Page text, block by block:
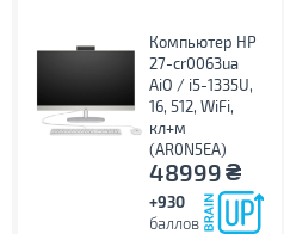
Компьютер HP
27-cr0063ua
AiO / i5-1335U,
16, 512, WiFi,
кл+м
(AR0N5EA)
48999₴
+930
баллов